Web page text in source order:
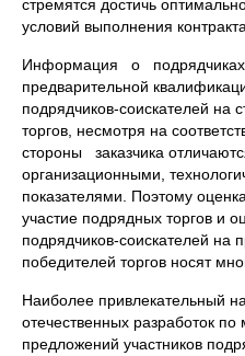
стремятся достичь
условий выполнения контракта.
Информация о
предварительной
подрядчиков-соискателей на
торгов, несмотря на
стороны заказчика
организационными,
показателями. Поэтому
участие подрядных торгов и
подрядчиков-соискателей на
победителей торгов носят
Наиболее привлекательный
отечественных разработок
предложений участников